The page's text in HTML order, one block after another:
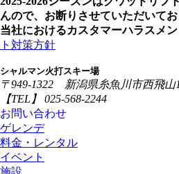
んので、お断りさせていただいて
当社における
ト対策方針
シャルマン火打スキー場
〒949-1322 新潟県糸魚川市西飛山
【TEL】 025-568-2244
お問い合わせ
ゲレンデ
料金・レンタル
イベント
施設